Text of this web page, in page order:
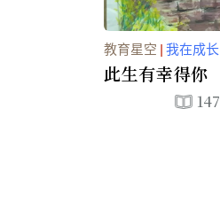
教育星空 |我在成长
此生有幸得你
147